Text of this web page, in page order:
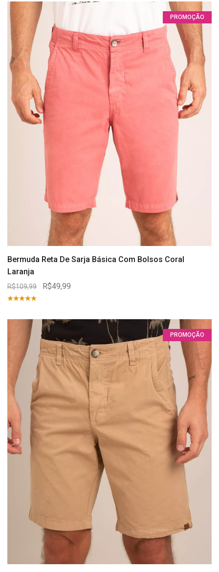
PROMOÇÃO
Bermuda Reta De Sarja Básica Com Bolsos Coral
Laranja
R$109,99 R$49,99
PROMOÇÃO